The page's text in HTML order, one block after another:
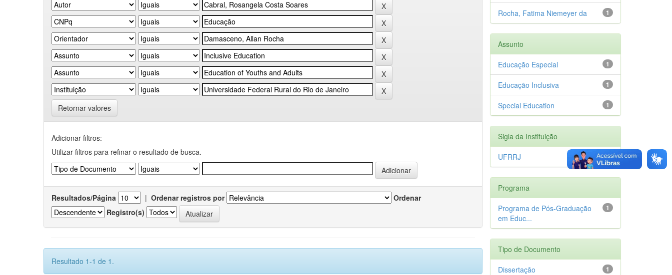
Retornar valores
Adicionar filtros:
Utilizar filtros para refinar o resultado de busca.
Resultados/Página | Ordenar registros por
Ordenar
Registro(s)
Resultado 1-1 de 1.
1
Rocha, Fatima Niemeyer da
Assunto
1
Educação Especial
1
Educação Inclusiva
1
Special Education
Sigla da Instituição
1
UFRRJ
Programa
1
Programa de Pós-Graduação
em Educ...
Tipo de Documento
1
Dissertação